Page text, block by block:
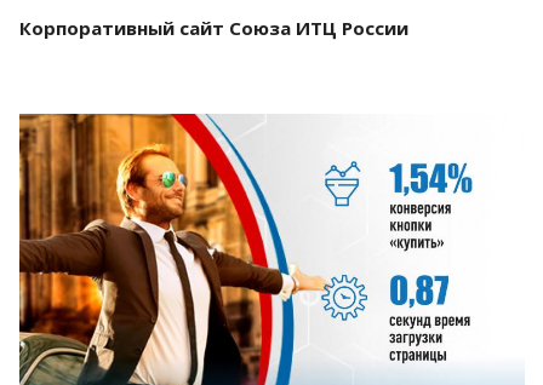
Корпоративный сайт Союза ИТЦ России
Смотреть проект